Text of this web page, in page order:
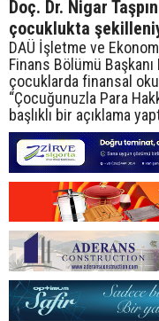
Doç. Dr. Nigar
çocuklukta
DAÜ İşletme ve
Finans Bölümü Başkanı
çocuklarda finansal
“Çocuğunuzla Para
başlıklı bir açıklama